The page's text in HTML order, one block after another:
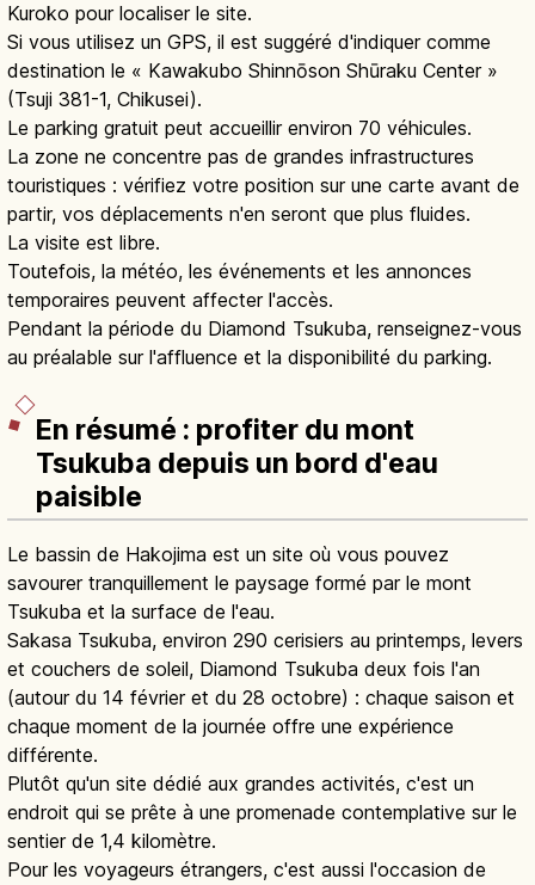
Kuroko pour localiser le site.
Si vous utilisez un GPS, il est suggéré d'indiquer comme
destination le « Kawakubo Shinnōson Shūraku Center »
(Tsuji 381-1, Chikusei).
Le parking gratuit peut accueillir environ 70 véhicules.
La zone ne concentre pas de grandes infrastructures
touristiques : vérifiez votre position sur une carte avant de
partir, vos déplacements n'en seront que plus fluides.
La visite est libre.
Toutefois, la météo, les événements et les annonces
temporaires peuvent affecter l'accès.
Pendant la période du Diamond Tsukuba, renseignez-vous
au préalable sur l'affluence et la disponibilité du parking.
En résumé : profiter du mont
Tsukuba depuis un bord d'eau
paisible
Le bassin de Hakojima est un site où vous pouvez
savourer tranquillement le paysage formé par le mont
Tsukuba et la surface de l'eau.
Sakasa Tsukuba, environ 290 cerisiers au printemps, levers
et couchers de soleil, Diamond Tsukuba deux fois l'an
(autour du 14 février et du 28 octobre) : chaque saison et
chaque moment de la journée offre une expérience
différente.
Plutôt qu'un site dédié aux grandes activités, c'est un
endroit qui se prête à une promenade contemplative sur le
sentier de 1,4 kilomètre.
Pour les voyageurs étrangers, c'est aussi l'occasion de